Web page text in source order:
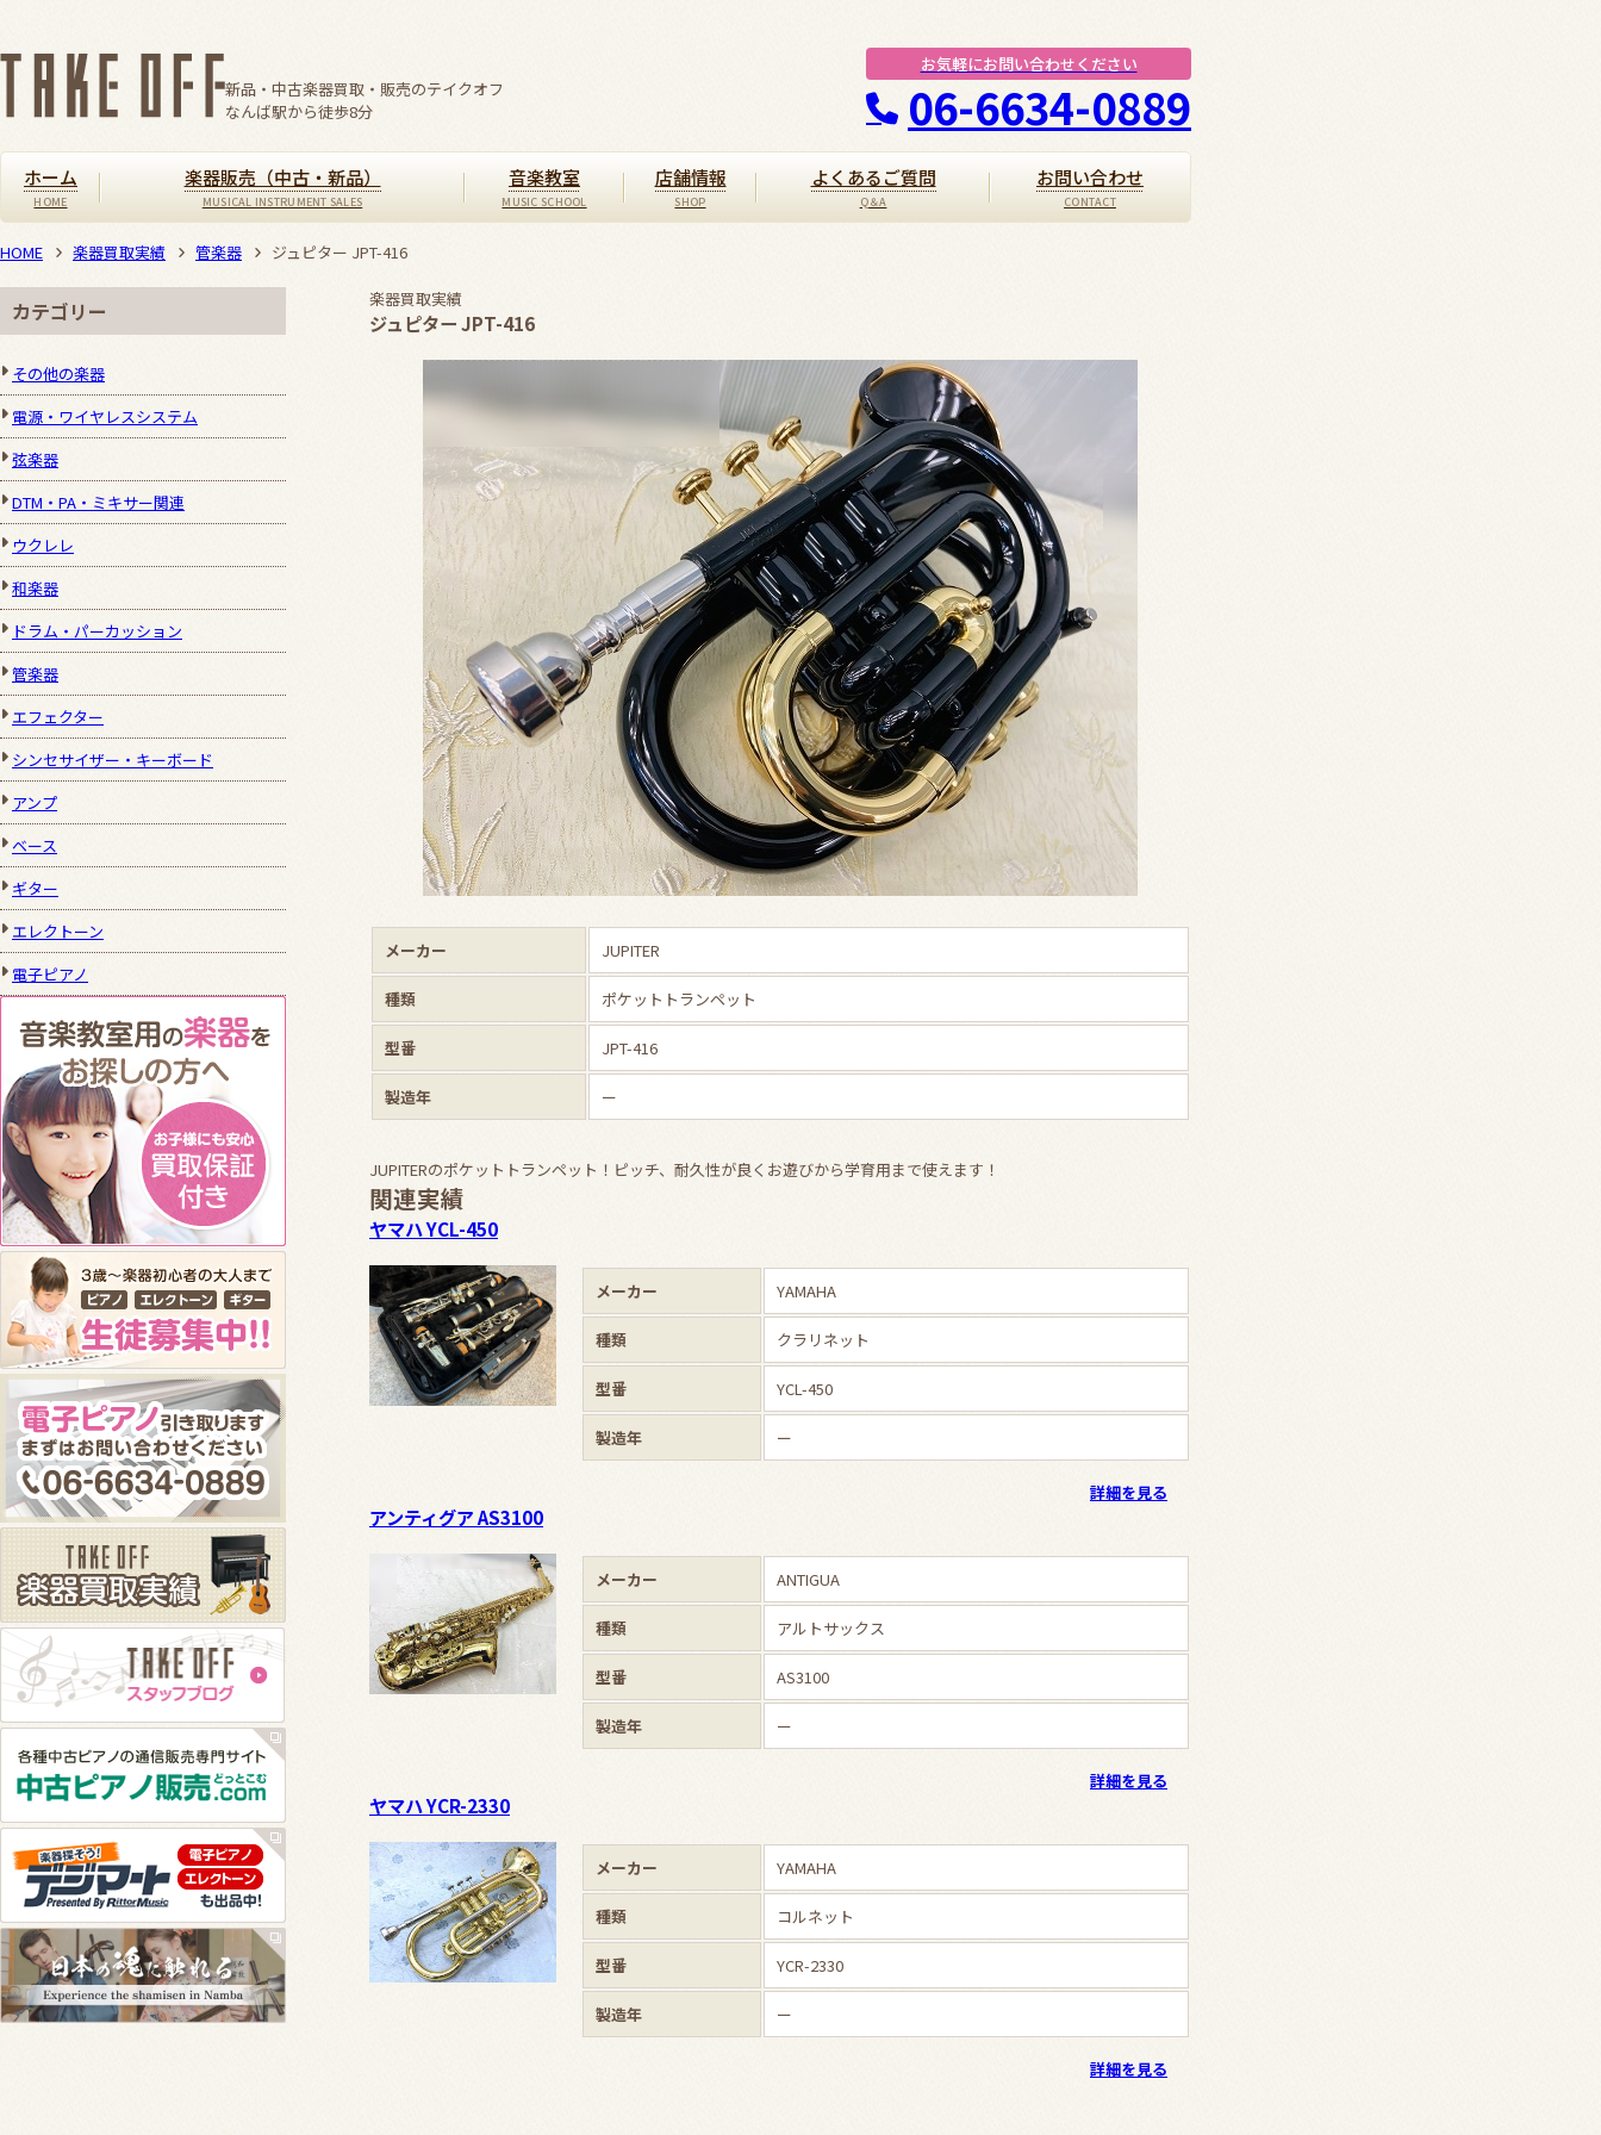
新品・中古楽器買取・販売のテイクオフ
なんば駅から徒歩8分
お気軽にお問い合わせください
06-6634-0889
ホーム 楽器販売（中古・新品） 音楽教室 店舗情報 よくあるご質問 お問い合わせ
HOME 楽器買取実績 管楽器 ジュピター JPT-416
楽器買取実績
ジュピター JPT-416
メーカー JUPITER
種類 ポケットトランペット
型番 JPT-416
製造年 ー
JUPITERのポケットトランペット！ピッチ、耐久性が良くお遊びから学育用まで使えます！
関連実績
ヤマハ YCL-450
メーカー YAMAHA
種類 クラリネット
型番 YCL-450
製造年 ー
詳細を見る
アンティグア AS3100
メーカー ANTIGUA
種類 アルトサックス
型番 AS3100
製造年 ー
詳細を見る
ヤマハ YCR-2330
メーカー YAMAHA
種類 コルネット
型番 YCR-2330
製造年 ー
詳細を見る
カテゴリー
その他の楽器
電源・ワイヤレスシステム
弦楽器
DTM・PA・ミキサー関連
ウクレレ
和楽器
ドラム・パーカッション
管楽器
エフェクター
シンセサイザー・キーボード
アンプ
ベース
ギター
エレクトーン
電子ピアノ